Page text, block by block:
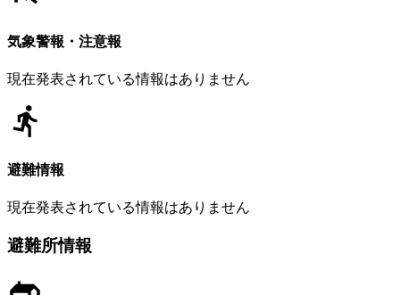
気象警報・注意報
現在発表されている情報はありません
避難情報
現在発表されている情報はありません
避難所情報